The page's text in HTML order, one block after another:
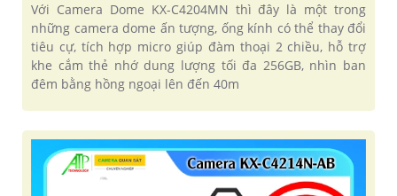
Với Camera Dome KX-C4204MN thì đây là một trong
những camera dome ấn tượng, ống kính có thể thay đổi
tiêu cự, tích hợp micro giúp đàm thoại 2 chiều, hỗ trợ
khe cắm thẻ nhớ dung lượng tối đa 256GB, nhìn ban
đêm bằng hồng ngoại lên đến 40m